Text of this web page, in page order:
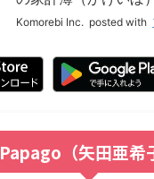
Komorebi Inc. posted with
Papago（矢田亜希